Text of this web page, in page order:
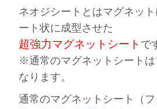
ネオジシートとはマグネッ
ート状に成型させた
超強力マグネットシート で
※通常のマグネットシート
なります。
通常のマグネットシート（